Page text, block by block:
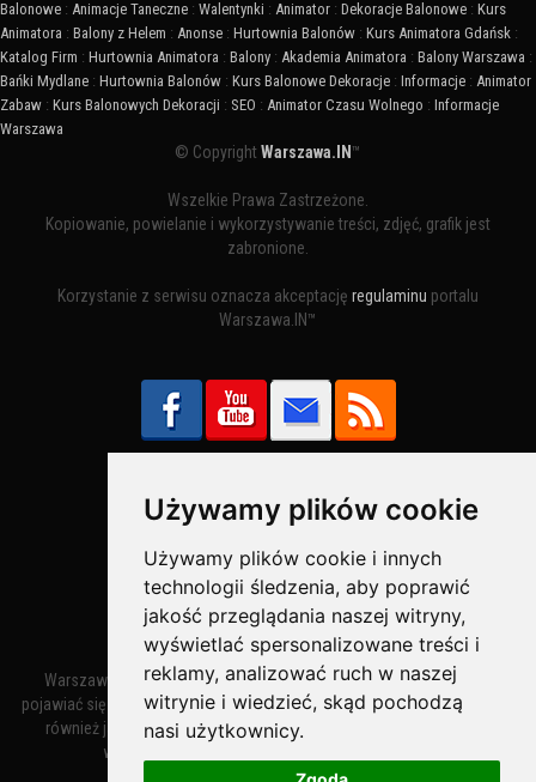
Używamy plików cookie
Używamy plików cookie i innych
technologii śledzenia, aby poprawić
jakość przeglądania naszej witryny,
wyświetlać spersonalizowane treści i
reklamy, analizować ruch w naszej
witrynie i wiedzieć, skąd pochodzą
nasi użytkownicy.
Balonowe : Animacje Taneczne : Walentynki : Animator : Dekoracje Balonowe : Kurs
Animatora : Balony z Helem : Anonse : Hurtownia Balonów : Kurs Animatora Gdańsk :
Katalog Firm : Hurtownia Animatora : Balony : Akademia Animatora : Balony Warszawa :
Bańki Mydlane : Hurtownia Balonów : Kurs Balonowe Dekoracje : Informacje : Animator
Zabaw : Kurs Balonowych Dekoracji : SEO : Animator Czasu Wolnego : Informacje
Warszawa
© CopyrightWarszawa.IN ™
Wszelkie Prawa Zastrzeżone.
Kopiowanie, powielanie i wykorzystywanie treści, zdjęć, grafik jest
zabronione.
Korzystanie z serwisu oznacza akceptację regulaminu portalu
Warszawa.IN™
Bezpieczne Płatności obsługuje:
Warszawa – miasto stołeczne Warszawa. Nazwa miasta zaczęła
pojawiać się w dokumentach w XIV wieku jako Warszewa, a od XV wieku
również jako Warszowa. Zmiana nazwy na Warszawa w XV wieku
wynikała z mazowieckiej wymowy dialektycznej.